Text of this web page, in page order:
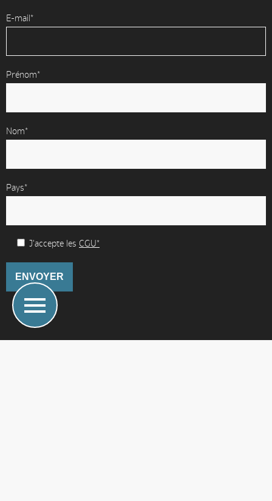
E-mail*
Prénom*
Nom*
Pays*
J'accepte les CGU*